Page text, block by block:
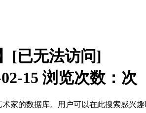
[已无法访问]
15 浏览次数： 次
家的数据库。用户可以在此搜索感兴趣